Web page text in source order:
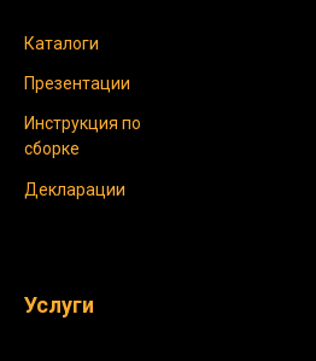
Каталоги
Инструкция по
сборке
Услуги
Декларации
Презентации